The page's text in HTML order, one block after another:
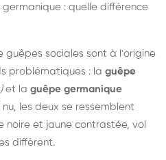
: quelle différence
guêpes sociales sont à l'origine
problématiques : la guêpe
et la guêpe germanique
les deux se ressemblent
noire et jaune contrastée, vol
diffèrent.